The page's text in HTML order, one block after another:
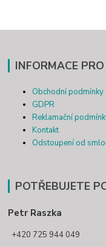
INFORMACE
Obchodní podmínky
GDPR
Reklamační
Kontakt
Odstoupení od
POTŘEBUJETE
Petr Raszka
+420 725 944 049